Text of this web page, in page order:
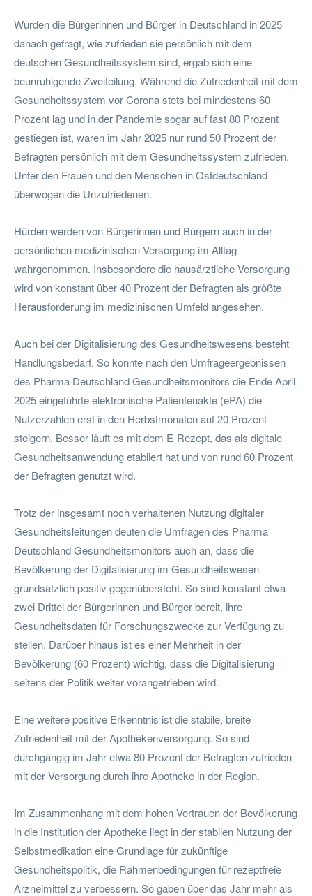
Wurden die Bürgerinnen und Bürger in Deutschland in 2025
danach gefragt, wie zufrieden sie persönlich mit dem
deutschen Gesundheitssystem sind, ergab sich eine
beunruhigende Zweiteilung. Während die Zufriedenheit mit dem
Gesundheitssystem vor Corona stets bei mindestens 60
Prozent lag und in der Pandemie sogar auf fast 80 Prozent
gestiegen ist, waren im Jahr 2025 nur rund 50 Prozent der
Befragten persönlich mit dem Gesundheitssystem zufrieden.
Unter den Frauen und den Menschen in Ostdeutschland
überwogen die Unzufriedenen.
Hürden werden von Bürgerinnen und Bürgern auch in der
persönlichen medizinischen Versorgung im Alltag
wahrgenommen. Insbesondere die hausärztliche Versorgung
wird von konstant über 40 Prozent der Befragten als größte
Herausforderung im medizinischen Umfeld angesehen.
Auch bei der Digitalisierung des Gesundheitswesens besteht
Handlungsbedarf. So konnte nach den Umfrageergebnissen
des Pharma Deutschland Gesundheitsmonitors die Ende April
2025 eingeführte elektronische Patientenakte (ePA) die
Nutzerzahlen erst in den Herbstmonaten auf 20 Prozent
steigern. Besser läuft es mit dem E-Rezept, das als digitale
Gesundheitsanwendung etabliert hat und von rund 60 Prozent
der Befragten genutzt wird.
Trotz der insgesamt noch verhaltenen Nutzung digitaler
Gesundheitsleitungen deuten die Umfragen des Pharma
Deutschland Gesundheitsmonitors auch an, dass die
Bevölkerung der Digitalisierung im Gesundheitswesen
grundsätzlich positiv gegenübersteht. So sind konstant etwa
zwei Drittel der Bürgerinnen und Bürger bereit, ihre
Gesundheitsdaten für Forschungszwecke zur Verfügung zu
stellen. Darüber hinaus ist es einer Mehrheit in der
Bevölkerung (60 Prozent) wichtig, dass die Digitalisierung
seitens der Politik weiter vorangetrieben wird.
Eine weitere positive Erkenntnis ist die stabile, breite
Zufriedenheit mit der Apothekenversorgung. So sind
durchgängig im Jahr etwa 80 Prozent der Befragten zufrieden
mit der Versorgung durch ihre Apotheke in der Region.
Im Zusammenhang mit dem hohen Vertrauen der Bevölkerung
in die Institution der Apotheke liegt in der stabilen Nutzung der
Selbstmedikation eine Grundlage für zukünftige
Gesundheitspolitik, die Rahmenbedingungen für rezeptfreie
Arzneimittel zu verbessern. So gaben über das Jahr mehr als